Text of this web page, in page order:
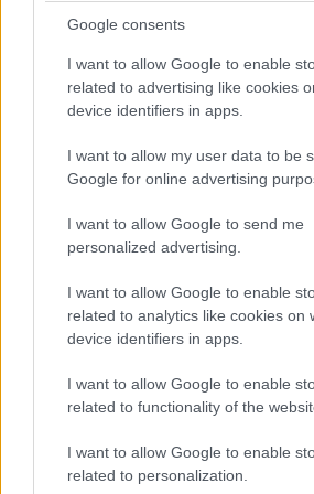
Google consents
I want to allow Google to enable
related to advertising like cookies
device identifiers in apps.
I want to allow my user data to be
Google for online advertising
I want to allow Google to send me
personalized advertising.
I want to allow Google to enable
related to analytics like cookies on
device identifiers in apps.
I want to allow Google to enable
related to functionality of the
I want to allow Google to enable
related to personalization.
harcoló lengyel autót. Nagyon szép
Inter Europol, minden elismerést
Amit viszont le lehetne, az
WRT emelőjével, így az utolsó
biztosan veszítenek majd.
A Próban Pier Guidi és Garcia
van. Ezt egy safety car éppen-éppen
erőből ezt még annyira se lehet itt
az amatőrök között.
A különbség nagyjából 1:40,